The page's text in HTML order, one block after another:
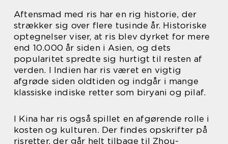
Aftensmad med ris har en rig historie, der
strækker sig over flere tusinde år. Historiske
optegnelser viser, at ris blev dyrket for mere
end 10.000 år siden i Asien, og dets
popularitet spredte sig hurtigt til resten af
verden. I Indien har ris været en vigtig
afgrøde siden oldtiden og indgår i mange
klassiske indiske retter som biryani og pilaf.
I Kina har ris også spillet en afgørende rolle i
kosten og kulturen. Der findes opskrifter på
risretter, der går helt tilbage til Zhou-